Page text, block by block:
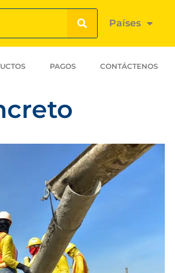
Países
PAGOS CONTÁCTENOS